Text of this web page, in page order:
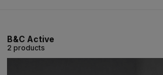
B&C Active
2 products